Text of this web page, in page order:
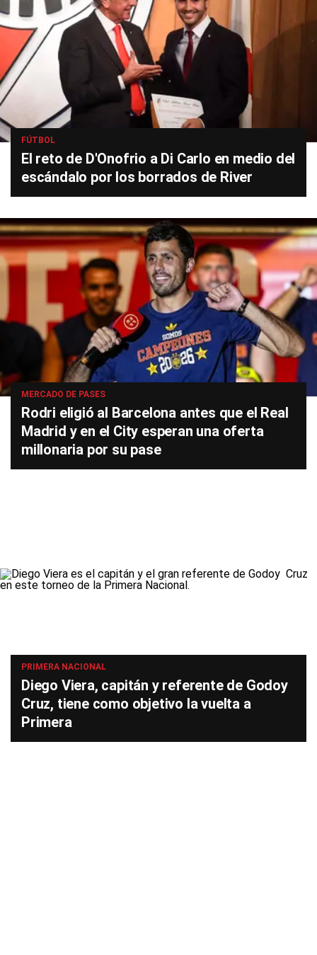
FÚTBOL
El reto de D'Onofrio a Di Carlo en medio del
escándalo por los borrados de River
MERCADO DE PASES
Rodri eligió al Barcelona antes que el Real
Madrid y en el City esperan una oferta
millonaria por su pase
PRIMERA NACIONAL
Diego Viera, capitán y referente de Godoy
Cruz, tiene como objetivo la vuelta a
Primera